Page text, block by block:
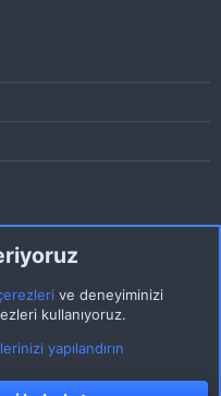
XenForo Ltd. |
ve deneyiminizi
kullanıyoruz.
yapılandırın